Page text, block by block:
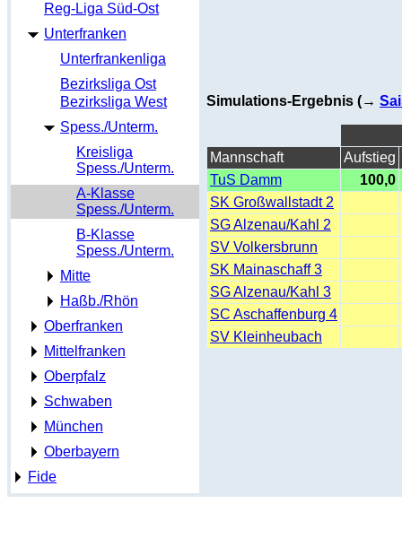
Reg-Liga Süd-Ost
Unterfranken
Unterfrankenliga
Bezirksliga Ost
Bezirksliga West
Spess./Unterm.
Kreisliga
Spess./Unterm.
A-Klasse
Spess./Unterm.
B-Klasse
Spess./Unterm.
Mitte
Haßb./Rhön
Oberfranken
Mittelfranken
Oberpfalz
Schwaben
München
Oberbayern
Fide
Simulations-Ergebnis (→
Mannschaft
Aufstieg
TuS Damm
100,0
SK Großwallstadt 2
SG Alzenau/Kahl 2
SV Volkersbrunn
SK Mainaschaff 3
SG Alzenau/Kahl 3
SC Aschaffenburg 4
SV Kleinheubach